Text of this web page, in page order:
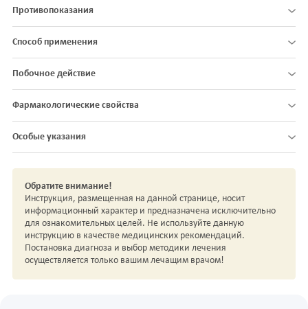
Противопоказания
Способ применения
Побочное действие
Фармакологические свойства
Особые указания
Обратите внимание!
Инструкция, размещенная на данной странице, носит
информационный характер и предназначена исключительно
для ознакомительных целей. Не используйте данную
инструкцию в качестве медицинских рекомендаций.
Постановка диагноза и выбор методики лечения
осуществляется только вашим лечащим врачом!